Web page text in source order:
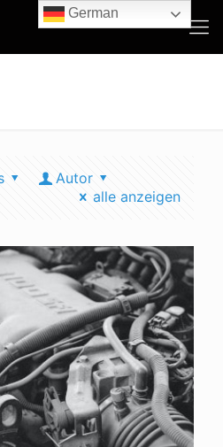
Autor
alle anzeigen
German